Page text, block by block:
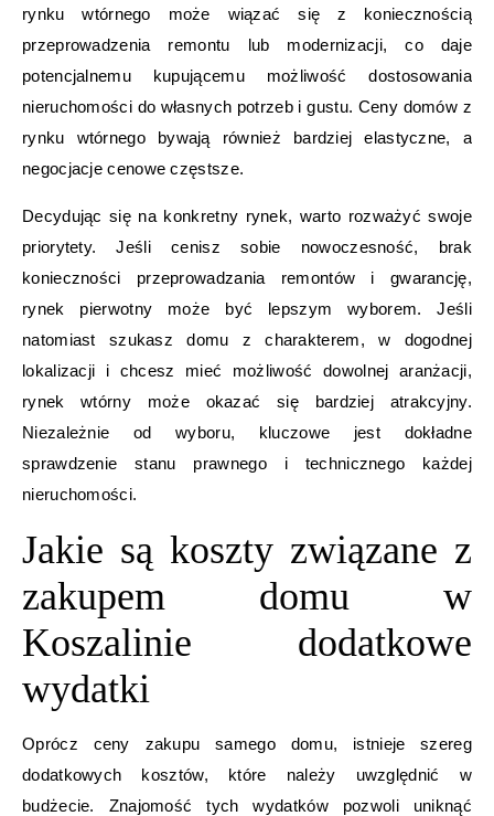
rynku wtórnego może wiązać się z koniecznością
przeprowadzenia remontu lub modernizacji, co daje
potencjalnemu kupującemu możliwość dostosowania
nieruchomości do własnych potrzeb i gustu. Ceny domów z
rynku wtórnego bywają również bardziej elastyczne, a
negocjacje cenowe częstsze.
Decydując się na konkretny rynek, warto rozważyć swoje
priorytety. Jeśli cenisz sobie nowoczesność, brak
konieczności przeprowadzania remontów i gwarancję,
rynek pierwotny może być lepszym wyborem. Jeśli
natomiast szukasz domu z charakterem, w dogodnej
lokalizacji i chcesz mieć możliwość dowolnej aranżacji,
rynek wtórny może okazać się bardziej atrakcyjny.
Niezależnie od wyboru, kluczowe jest dokładne
sprawdzenie stanu prawnego i technicznego każdej
nieruchomości.
Jakie są koszty związane z
zakupem domu w
Koszalinie dodatkowe
wydatki
Oprócz ceny zakupu samego domu, istnieje szereg
dodatkowych kosztów, które należy uwzględnić w
budżecie. Znajomość tych wydatków pozwoli uniknąć